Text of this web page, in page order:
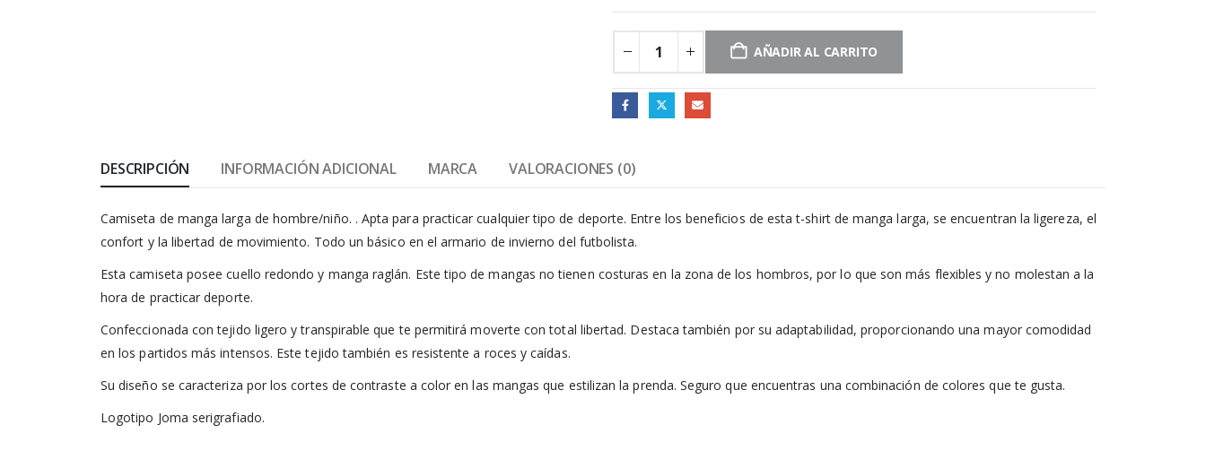
AÑADIR AL CARRITO
DESCRIPCIÓN INFORMACIÓN ADICIONAL MARCA VALORACIONES (0)
Camiseta de manga larga de hombre/niño. . Apta para practicar cualquier tipo de deporte. Entre los beneficios de esta t-shirt de manga larga, se encuentran la ligereza, el
confort y la libertad de movimiento. Todo un básico en el armario de invierno del futbolista.
Esta camiseta posee cuello redondo y manga raglán. Este tipo de mangas no tienen costuras en la zona de los hombros, por lo que son más flexibles y no molestan a la
hora de practicar deporte.
Confeccionada con tejido ligero y transpirable que te permitirá moverte con total libertad. Destaca también por su adaptabilidad, proporcionando una mayor comodidad
en los partidos más intensos. Este tejido también es resistente a roces y caídas.
Su diseño se caracteriza por los cortes de contraste a color en las mangas que estilizan la prenda. Seguro que encuentras una combinación de colores que te gusta.
Logotipo Joma serigrafiado.